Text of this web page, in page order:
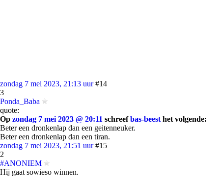
zondag 7 mei 2023, 21:13 uur #14
3
Ponda_Baba
quote:
Op zondag 7 mei 2023 @ 20:11 schreefbas-beest het volgende:
Beter een dronkenlap dan een geitenneuker.
Beter een dronkenlap dan een tiran.
zondag 7 mei 2023, 21:51 uur #15
2
#ANONIEM
Hij gaat sowieso winnen.